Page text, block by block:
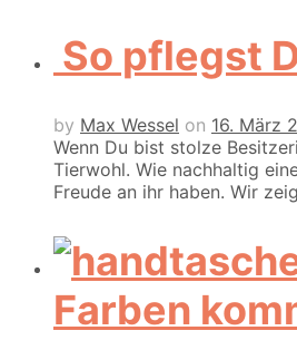
So pflegst
by Max Wessel on 16. März
Wenn Du bist stolze
Tierwohl. Wie nachhaltig
Freude an ihr haben. Wir
Farben